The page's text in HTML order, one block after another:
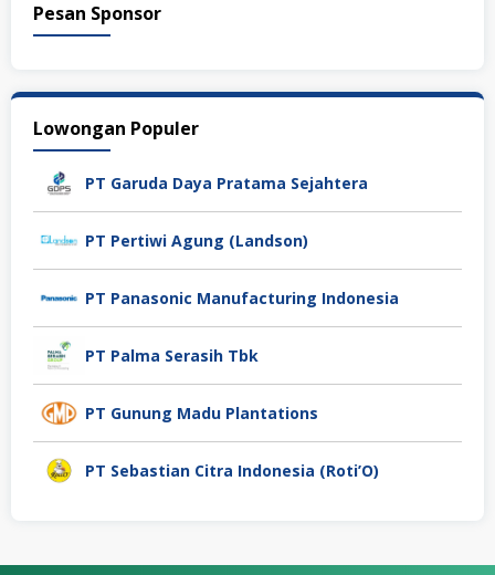
Pesan Sponsor
Lowongan Populer
PT Garuda Daya Pratama Sejahtera
PT Pertiwi Agung (Landson)
PT Panasonic Manufacturing Indonesia
PT Palma Serasih Tbk
PT Gunung Madu Plantations
PT Sebastian Citra Indonesia (Roti’O)